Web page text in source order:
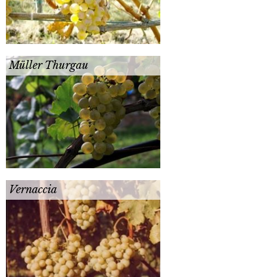
Müller Thurgau
Vernaccia